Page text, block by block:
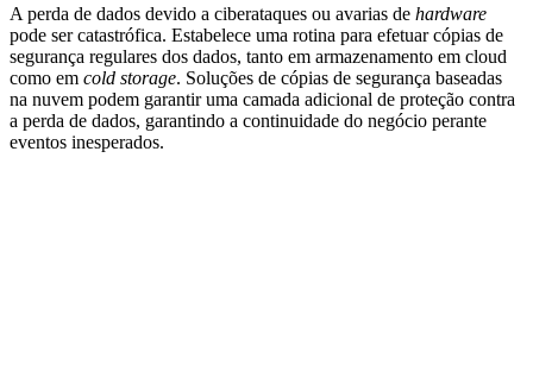
A perda de dados devido a ciberataques ou avarias de hardware
pode ser catastrófica. Estabelece uma rotina para efetuar cópias de
segurança regulares dos dados, tanto em armazenamento em cloud
como em cold storage. Soluções de cópias de segurança baseadas
na nuvem podem garantir uma camada adicional de proteção contra
a perda de dados, garantindo a continuidade do negócio perante
eventos inesperados.